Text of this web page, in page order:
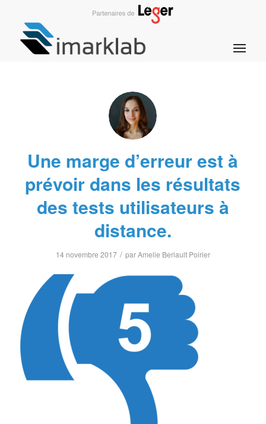
Une marge d’erreur est à
prévoir dans les résultats
des tests utilisateurs à
distance.
14 novembre 2017 / parAmelie Beriault Poirier